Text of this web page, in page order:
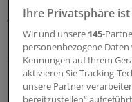
Ghana. Der
Tuberkulosehilfe
Center in Liberia. Der
steht im Austausch
haitianischen Port-au-
Lutherische
Ihre Privatsphäre
Wir und unsere 145-
personenbezogene
Kennungen auf Ihrem
aktivieren Sie Tracking-
unsere Partner
bereitzustellen“